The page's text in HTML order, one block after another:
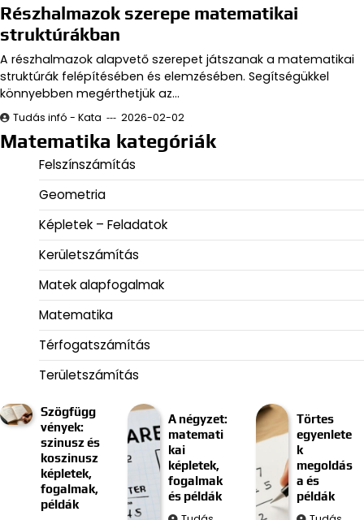
Részhalmazok szerepe matematikai
struktúrákban
A részhalmazok alapvető szerepet játszanak a matematikai
struktúrák felépítésében és elemzésében. Segítségükkel
könnyebben megérthetjük az…
Tudás infó - Kata 2026-02-02
Matematika kategóriák
Felszínszámítás
Geometria
Képletek – Feladatok
Kerületszámítás
Matek alapfogalmak
Matematika
Térfogatszámítás
Területszámítás
Szögfügg
vények:
szinusz és
koszinusz
képletek,
fogalmak,
példák
A négyzet:
matemati
kai
képletek,
fogalmak
és példák
Törtes
egyenlete
k
megoldás
a és
példák